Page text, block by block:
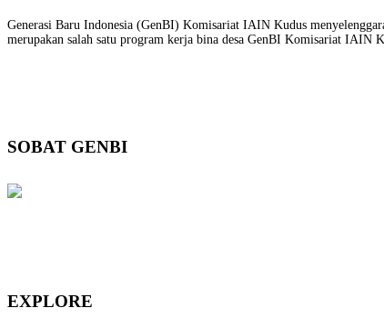
Generasi Baru Indonesia (GenBI) Komisariat IAIN Kudus
merupakan salah satu program kerja bina desa GenBI Komisariat IAIN
SOBAT GENBI
EXPLORE